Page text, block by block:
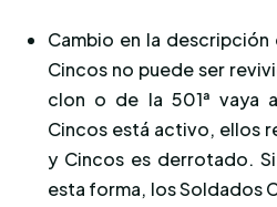
Cambio en la
Cincos no puede ser
clon o de la 501ª vaya
Cincos está activo, ellos
y Cincos es derrotado.
esta forma, los Soldados